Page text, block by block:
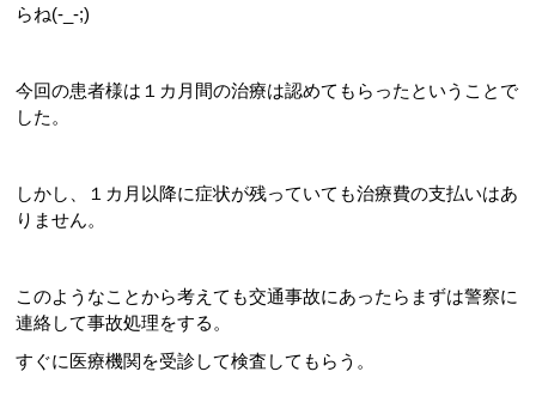
らね(-_-;)
今回の患者様は１カ月間の治療は認めてもらったということで
した。
しかし、１カ月以降に症状が残っていても治療費の支払いはあ
りません。
このようなことから考えても交通事故にあったらまずは警察に
連絡して事故処理をする。
すぐに医療機関を受診して検査してもらう。